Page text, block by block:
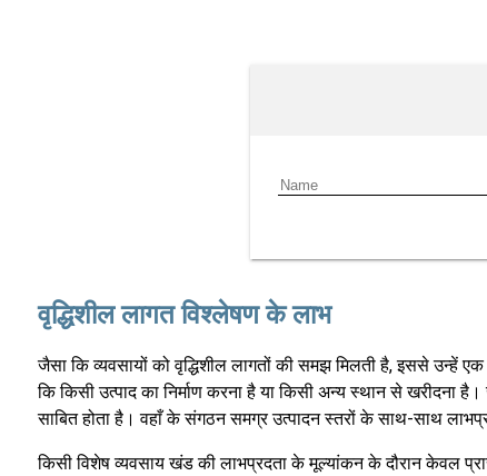
वृद्धिशील लागत विश्लेषण के लाभ
जैसा कि व्यवसायों को वृद्धिशील लागतों की समझ मिलती है, इससे उन्हें
कि किसी उत्पाद का निर्माण करना है या किसी अन्य स्थान से खरीदना
साबित होता है। वहाँ के संगठन समग्र उत्पादन स्तरों के साथ-साथ
किसी विशेष व्यवसाय खंड की लाभप्रदता के मूल्यांकन के दौरान केवल